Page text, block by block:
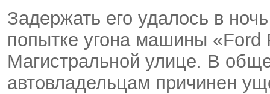
Задержать его удалось в
попытке угона машины «Ford
Магистральной улице. В
автовладельцам причинен